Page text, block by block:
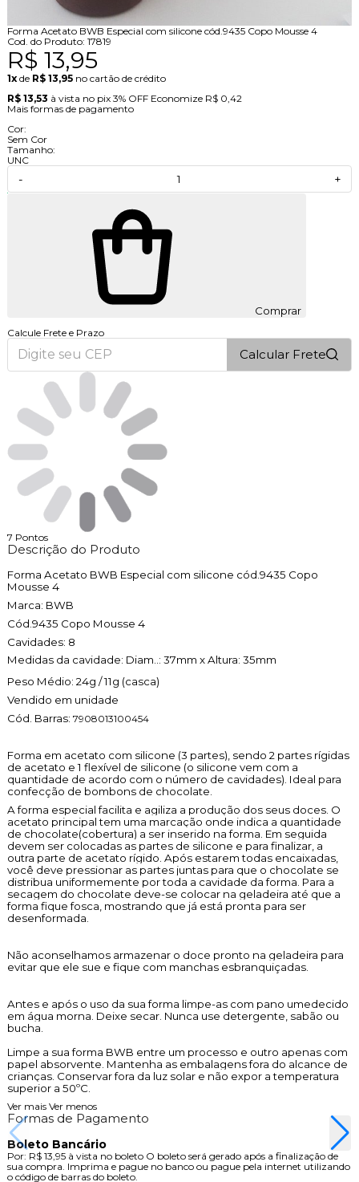
Forma Acetato BWB Especial com silicone cód.9435 Copo Mousse 4
Cod. do Produto: 17819
R$ 13,95
1xde R$ 13,95 no cartão de crédito
R$ 13,53 à vista no pix 3% OFF Economize R$ 0,42
Mais formas de pagamento
Cor:
Sem Cor
Tamanho:
UNC
- +
Comprar
Calcule Frete e Prazo
Calcular Frete
7 Pontos
Descrição do Produto
Forma Acetato BWB Especial com silicone cód.9435 Copo
Mousse 4
Marca: BWB
Cód.9435 Copo Mousse 4
Cavidades: 8
Medidas da cavidade: Diam..: 37mm x Altura: 35mm
Peso Médio: 24g / 11g (casca)
Vendido em unidade
Cód. Barras: 7908013100454
Forma em acetato com silicone (3 partes), sendo 2 partes rígidas
de acetato e 1 flexível de silicone (o silicone vem com a
quantidade de acordo com o número de cavidades). Ideal para
confecção de bombons de chocolate.
A forma especial facilita e agiliza a produção dos seus doces. O
acetato principal tem uma marcação onde indica a quantidade
de chocolate(cobertura) a ser inserido na forma. Em seguida
devem ser colocadas as partes de silicone e para finalizar, a
outra parte de acetato rígido. Após estarem todas encaixadas,
você deve pressionar as partes juntas para que o chocolate se
distribua uniformemente por toda a cavidade da forma. Para a
secagem do chocolate deve-se colocar na geladeira até que a
forma fique fosca, mostrando que já está pronta para ser
desenformada.
Não aconselhamos armazenar o doce pronto na geladeira para
evitar que ele sue e fique com manchas esbranquiçadas.
Antes e após o uso da sua forma limpe-as com pano umedecido
em água morna. Deixe secar. Nunca use detergente, sabão ou
bucha.
Limpe a sua forma BWB entre um processo e outro apenas com
papel absorvente. Mantenha as embalagens fora do alcance de
crianças. Conservar fora da luz solar e não expor a temperatura
superior a 50ºC.
Ver mais Ver menos
Formas de Pagamento
Boleto Bancário
Por: R$ 13,95 à vista no boleto O boleto será gerado após a finalização de
sua compra. Imprima e pague no banco ou pague pela internet utilizando
o código de barras do boleto.